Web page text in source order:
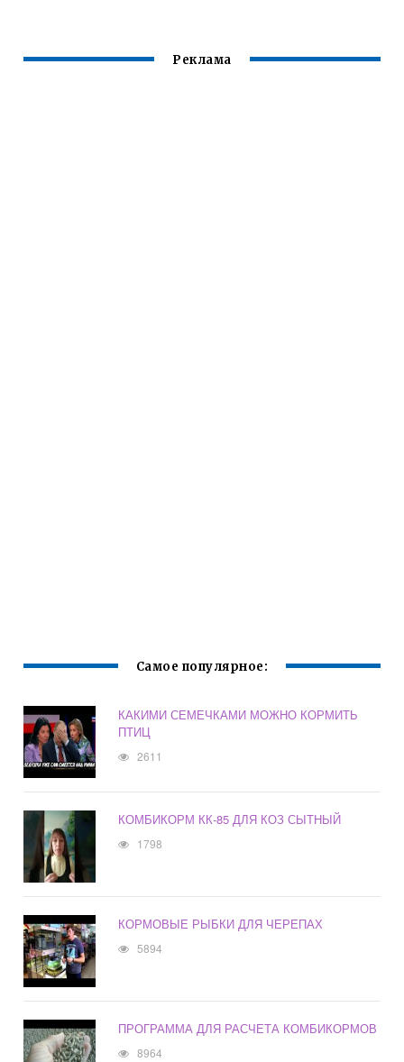
Реклама
Самое популярное:
КАКИМИ СЕМЕЧКАМИ МОЖНО КОРМИТЬ
ПТИЦ
2611
КОМБИКОРМ КК-85 ДЛЯ КОЗ СЫТНЫЙ
1798
КОРМОВЫЕ РЫБКИ ДЛЯ ЧЕРЕПАХ
5894
ПРОГРАММА ДЛЯ РАСЧЕТА КОМБИКОРМОВ
8964